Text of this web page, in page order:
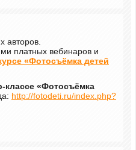
авторов.
платных вебинаров и
«Фотосъёмка детей
классе «Фотосъёмка
http://fotodeti.ru/index.php?